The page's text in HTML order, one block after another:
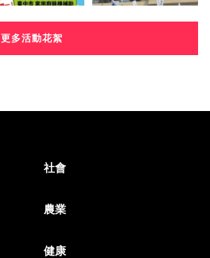
更多活動花絮
社會
農業
健康